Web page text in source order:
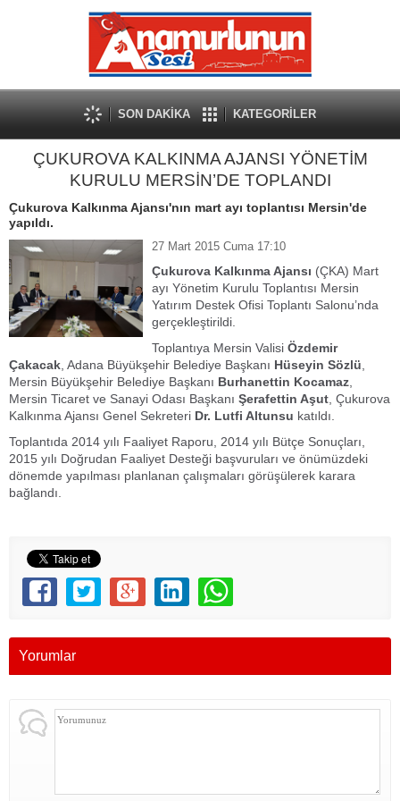
SON DAKİKA KATEGORİLER
ÇUKUROVA KALKINMA AJANSI YÖNETİM
KURULU MERSİN’DE TOPLANDI
Çukurova Kalkınma Ajansı'nın mart ayı toplantısı Mersin'de
yapıldı.
27 Mart 2015 Cuma 17:10
Çukurova Kalkınma Ajansı (ÇKA) Mart
ayı Yönetim Kurulu Toplantısı Mersin
Yatırım Destek Ofisi Toplantı Salonu’nda
gerçekleştirildi.
Toplantıya Mersin Valisi Özdemir
Çakacak , Adana Büyükşehir Belediye Başkanı Hüseyin Sözlü
Mersin Büyükşehir Belediye Başkanı Burhanettin Kocamaz
Mersin Ticaret ve Sanayi Odası Başkanı Şerafettin Aşut , Çukurova
Kalkınma Ajansı Genel Sekreteri Dr. Lutfi Altunsu katıldı.
Toplantıda 2014 yılı Faaliyet Raporu, 2014 yılı Bütçe Sonuçları,
2015 yılı Doğrudan Faaliyet Desteği başvuruları ve önümüzdeki
dönemde yapılması planlanan çalışmaları görüşülerek karara
bağlandı.
Yorumlar